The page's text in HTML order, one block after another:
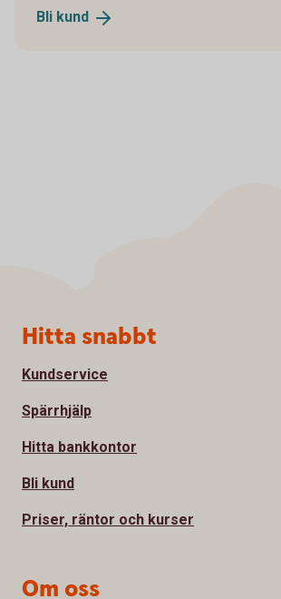
Bli kund
Sidfot
Hitta snabbt
Kundservice
Spärrhjälp
Hitta bankkontor
Bli kund
Priser, räntor och kurser
Om oss